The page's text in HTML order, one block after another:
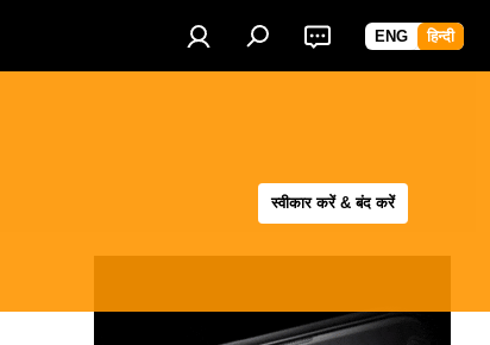
ENG हिन्दी
स्वीकार करें & बंद करें